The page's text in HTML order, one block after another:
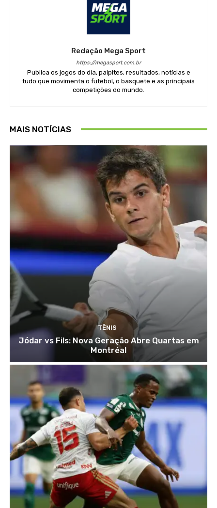
Redação Mega Sport
https://megasport.com.br
Publica os jogos do dia, palpites, resultados, notícias e
tudo que movimenta o futebol, o basquete e as principais
competições do mundo.
MAIS NOTÍCIAS
TÊNIS
Jódar vs Fils: Nova Geração Abre Quartas em
Montréal